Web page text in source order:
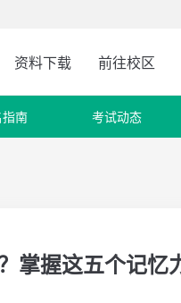
资料下载 前往校区
南 考试动态
掌握这五个记忆